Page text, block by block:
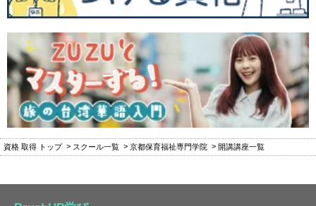
資格 取得 トップ スクール一覧 京都保育福祉専門学院 開講講座一覧